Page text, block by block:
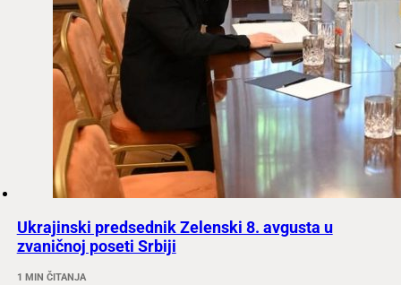
Ukrajinski predsednik Zelenski 8. avgusta u
zvaničnoj poseti Srbiji
1 MIN ČITANJA